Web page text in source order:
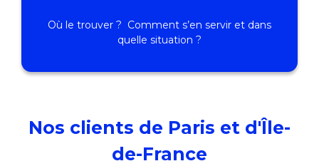
Où le trouver ? Comment s’en servir et dans
quelle situation ?
Nos clients de Paris et d'Île-
de-France